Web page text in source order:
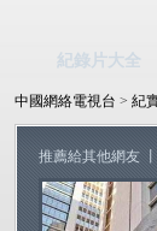
紀錄片大全
中國網絡電視台 > 紀
推薦給其他網友